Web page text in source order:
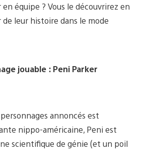
équipe ? Vous le découvrirez en
leur histoire dans le mode
jouable : Peni Parker
annoncés est
nippo-américaine, Peni est
scientifique de génie (et un poil